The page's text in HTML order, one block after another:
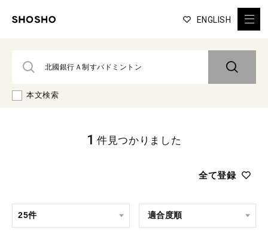
ENGLISH
本文検索
全て登録
1 件見つかりました